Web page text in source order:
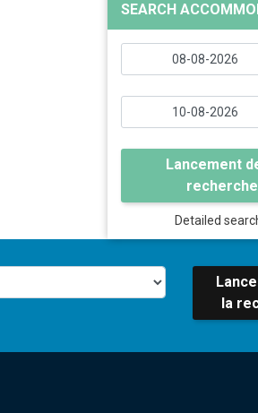
SEARCH
Lancement
recherche
Detailed
la